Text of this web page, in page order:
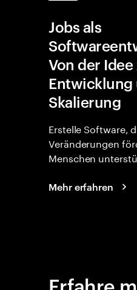
Jobs als
Von der Idee
Entwicklung
Skalierung
Erstelle Software,
Veränderungen
Menschen
Mehr erfahren